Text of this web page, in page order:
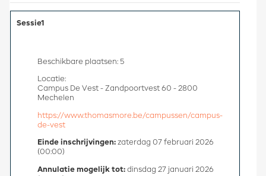
Sessie1
Beschikbare plaatsen: 5
Locatie:
Campus De Vest - Zandpoortvest 60 - 2800
Mechelen
https://www.thomasmore.be/campussen/campus-
de-vest
Einde inschrijvingen: zaterdag 07 februari 2026
(00:00)
Annulatie mogelijk tot: dinsdag 27 januari 2026